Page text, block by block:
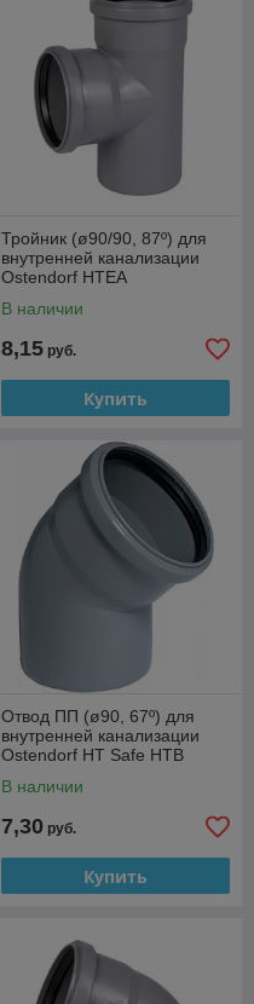
Тройник (ø90/90, 87º) для
внутренней канализации
Ostendorf HTEA
В наличии
8,15 руб.
Купить
Отвод ПП (ø90, 67º) для
внутренней канализации
Ostendorf HT Safe HTB
В наличии
7,30 руб.
Купить